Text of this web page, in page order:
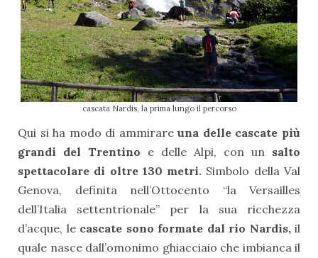
cascata Nardis, la prima lungo il percorso
Qui si ha modo di ammirareuna delle cascate più
grandi del Trentino e delle Alpi, con un salto
spettacolare di oltre 130 metri. Simbolo della Val
Genova, definita nell’Ottocento “la Versailles
dell’Italia settentrionale” per la sua ricchezza
d’acque, le cascate sono formate dal rio Nardìs, il
quale nasce dall’omonimo ghiacciaio che imbianca il